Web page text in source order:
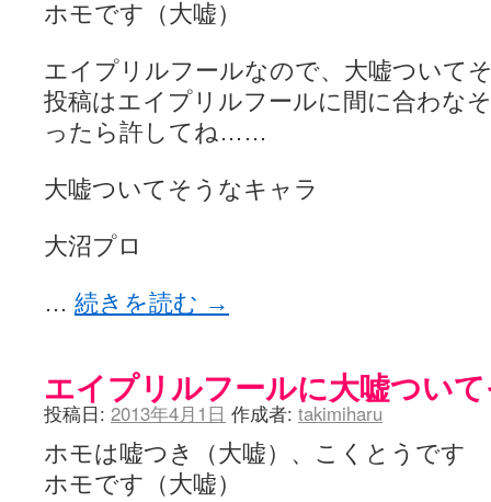
ホモです（大嘘）
エイプリルフールなので、大嘘ついて
投稿はエイプリルフールに間に合わな
ったら許してね……
大嘘ついてそうなキャラ
大沼プロ
… 続きを読む →
エイプリルフールに大嘘つい
投稿日: 2013年4月1日 作成者: takimiharu
ホモは嘘つき（大嘘）、こくとうです
ホモです（大嘘）